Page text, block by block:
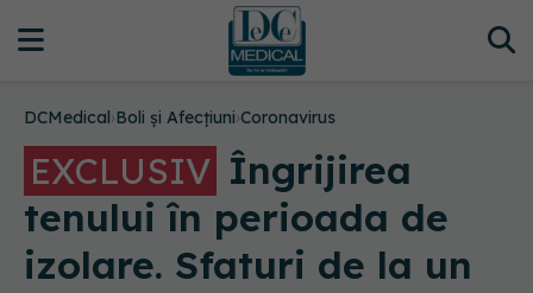
DCMedical›Boli și Afecțiuni›Coronavirus
EXCLUSIV Îngrijirea
tenului în perioada de
izolare. Sfaturi de la un